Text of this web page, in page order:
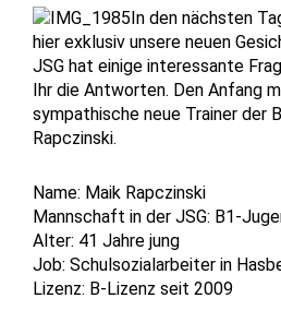
In den nächsten
hier exklusiv unsere neuen
JSG hat einige interessante
Ihr die Antworten. Den Anfang
sympathische neue Trainer der
Rapczinski.
Name: Maik Rapczinski
Mannschaft in der JSG: B1-
Alter: 41 Jahre jung
Job: Schulsozialarbeiter in
Lizenz: B-Lizenz seit 2009